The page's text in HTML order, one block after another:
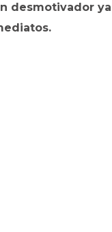
desmotivador